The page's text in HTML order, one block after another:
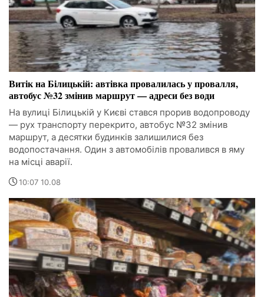
Витік на Білицькій: автівка провалилась у провалля,
автобус №32 змінив маршрут — адреси без води
На вулиці Білицькій у Києві стався прорив водопроводу
— рух транспорту перекрито, автобус №32 змінив
маршрут, а десятки будинків залишилися без
водопостачання. Один з автомобілів провалився в яму
на місці аварії.
10:07 10.08